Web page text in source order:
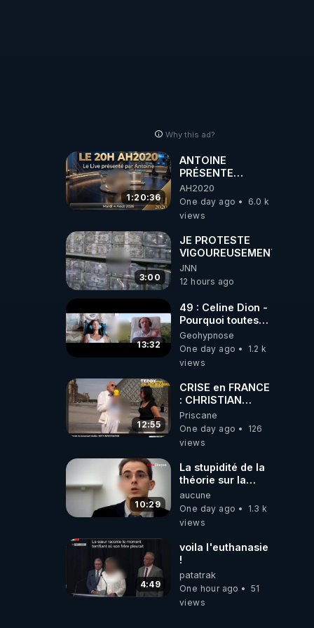
Why this ad?
1:20:36
ANTOINE
PRÉSENTE
AH2020 LE LIVE
20H ***DU
04/08/2026***
RÉVEIL EST EN
MARCHE 📷
AH2020
One day ago
6.0 k
views
3:00
JE PROTESTE
VIGOUREUSEMENT
JNN
12 hours ago
13:32
49 : Celine Dion -
Pourquoi toutes
ces rumeurs ?
Enquête sous
hypnose
Geohypnose
One day ago
1.2 k
views
12:55
CRISE en FRANCE
: CHRISTIAN
COTTEN FAIT une
étrange
découverte
Priscane
One day ago
126
views
10:29
La stupidité de la
théorie sur la
responsabilité de
l’homme
concernant le
carbone.
aucune
One day ago
1.3 k
views
4:49
voila l'euthanasie
!
patatrak
One hour ago
51
views